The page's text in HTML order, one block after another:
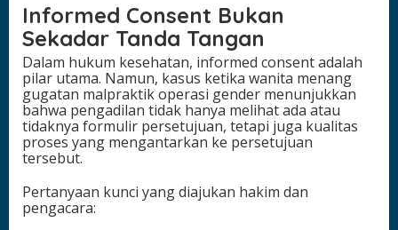
Informed Consent Bukan
Sekadar Tanda Tangan
Dalam hukum kesehatan, informed consent adalah
pilar utama. Namun, kasus ketika wanita menang
gugatan malpraktik operasi gender menunjukkan
bahwa pengadilan tidak hanya melihat ada atau
tidaknya formulir persetujuan, tetapi juga kualitas
proses yang mengantarkan ke persetujuan
tersebut.
Pertanyaan kunci yang diajukan hakim dan
pengacara: